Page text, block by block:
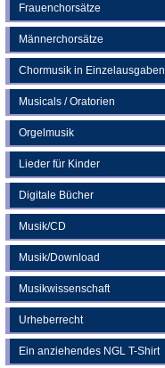
Frauenchorsätze
Männerchorsätze
Chormusik in Einzelausgaben
Musicals / Oratorien
Orgelmusik
Lieder für Kinder
Digitale Bücher
Musik/CD
Musik/Download
Musikwissenschaft
Urheberrecht
Ein anziehendes NGL T-Shirt